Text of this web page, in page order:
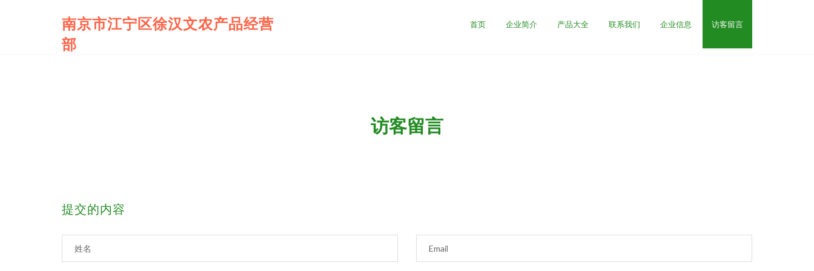
南京市江宁区徐汉文农产品经营
部
首页 企业简介 产品大全 联系我们 企业信息 访客留言
访客留言
提交的内容